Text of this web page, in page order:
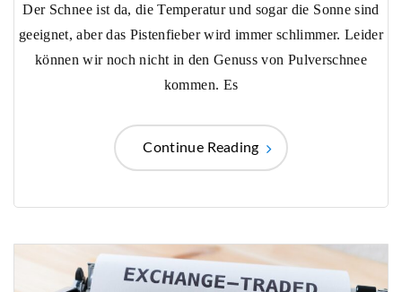
Der Schnee ist da, die Temperatur und sogar die Sonne sind
geeignet, aber das Pistenfieber wird immer schlimmer. Leider
können wir noch nicht in den Genuss von Pulverschnee
kommen. Es
Continue Reading